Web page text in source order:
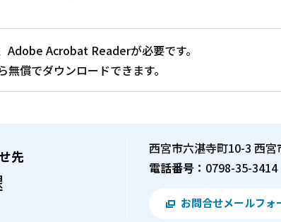
Adobe Acrobat Readerが必要です。
償でダウンロードできます。
先
西宮市六湛寺町10-3 西
電話番号： 0798-35-3414
お問合せメールフォ